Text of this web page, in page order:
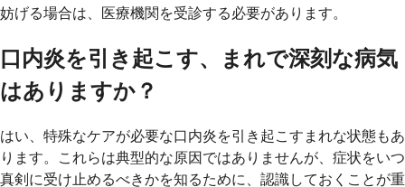
妨げる場合は、医療機関を受診する必要があります。
口内炎を引き起こす、まれで深刻な病気
はありますか？
はい、特殊なケアが必要な口内炎を引き起こすまれな状態もあ
ります。これらは典型的な原因ではありませんが、症状をいつ
真剣に受け止めるべきかを知るために、認識しておくことが重